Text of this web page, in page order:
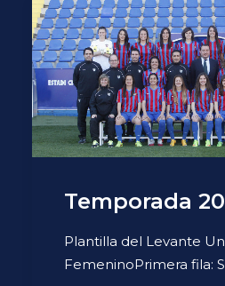
Temporada
Plantilla del Levante
FemeninoPrimera fila: